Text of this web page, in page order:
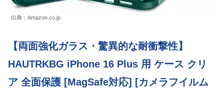
出典：Amazon.co.jp
【両面強化ガラス・驚異的な耐衝撃性】
HAUTRKBG iPhone 16 Plus 用 ケース クリ
ア 全面保護 [MagSafe対応] [カメラフイルム